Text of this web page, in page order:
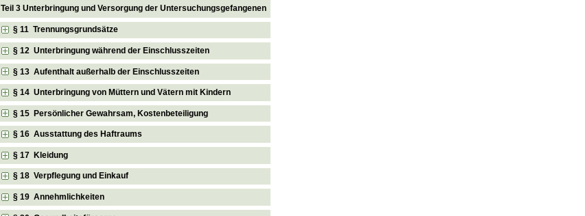
Teil 3 Unterbringung und Versorgung der Untersuchungsgefangenen
§ 11 Trennungsgrundsätze
§ 12 Unterbringung während der Einschlusszeiten
§ 13 Aufenthalt außerhalb der Einschlusszeiten
§ 14 Unterbringung von Müttern und Vätern mit Kindern
§ 15 Persönlicher Gewahrsam, Kostenbeteiligung
§ 16 Ausstattung des Haftraums
§ 17 Kleidung
§ 18 Verpflegung und Einkauf
§ 19 Annehmlichkeiten